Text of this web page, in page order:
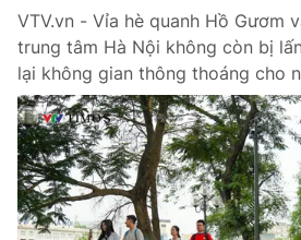
Hậu trường
Nhân vật
Khán giả
Giải sao mai
Điện ảnh
Âm nhạc
Sao
Đời sống
Du lịch
Làm đẹp
Chất lượng cuộc sống
Giáo dục
Tuyển sinh
Học trực tuyến
Công nghệ
Hitech Công nghệ tương lai
VTV.vn - Vỉa hè quanh Hồ Gươm
trung tâm Hà Nội không còn bị
lại không gian thông thoáng cho